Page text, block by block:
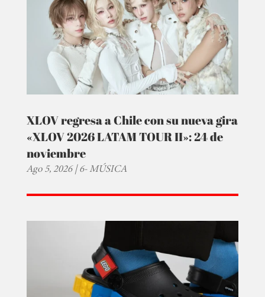
XLOV regresa a Chile con su nueva gira
«XLOV 2026 LATAM TOUR II»: 24 de
noviembre
Ago 5, 2026|6- MÚSICA